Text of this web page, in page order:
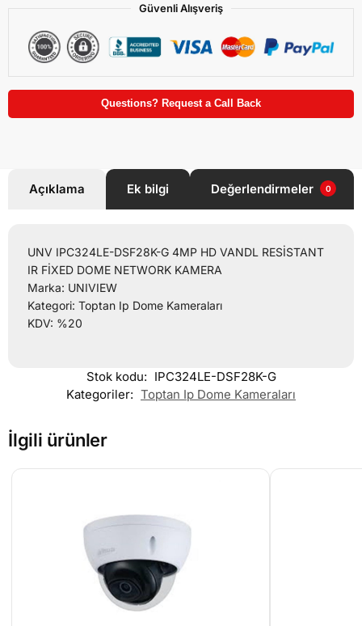
Güvenli Alışveriş
Questions? Request a Call Back
Açıklama Ek bilgi Değerlendirmeler 0
UNV IPC324LE-DSF28K-G 4MP HD VANDL RESİSTANT
IR FİXED DOME NETWORK KAMERA
Marka: UNIVIEW
Kategori: Toptan Ip Dome Kameraları
KDV: %20
Stok kodu: IPC324LE-DSF28K-G
Kategoriler: Toptan Ip Dome Kameraları
İlgili ürünler